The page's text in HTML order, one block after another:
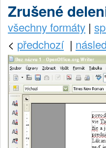
Zrušené
všechny formáty |
< předchozí|